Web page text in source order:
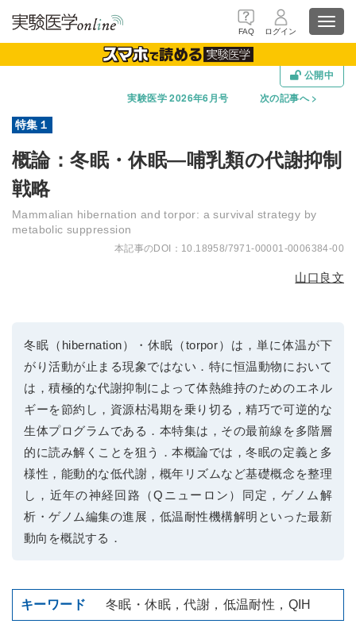
FAQ ログイン
公開中
実験医学 2026年6月号
次の記事へ
概論：冬眠・休眠―哺乳類の代謝抑制
戦略
Mammalian hibernation and torpor: a survival strategy by
metabolic suppression
10.18958/7971-00001-0006384-00
山口良文
冬眠（hibernation）・休眠（torpor）は，単に体温が下
がり活動が止まる現象ではない．特に恒温動物において
は，積極的な代謝抑制によって体熱維持のためのエネル
ギーを節約し，資源枯渇期を乗り切る，精巧で可逆的な
生体プログラムである．本特集は，その最前線を多階層
的に読み解くことを狙う．本概論では，冬眠の定義と多
様性，能動的な低代謝，概年リズムなど基礎概念を整理
し，近年の神経回路（Qニューロン）同定，ゲノム解
析・ゲノム編集の進展，低温耐性機構解明といった最新
動向を概説する．
冬眠・休眠，代謝，低温耐性，QIH